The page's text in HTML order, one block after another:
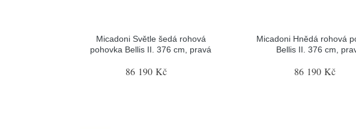
Micadoni Světle šedá rohová
pohovka Bellis II. 376 cm, pravá
86 190 Kč
Micadoni Hnědá rohová
Bellis II. 376 cm,
86 190 Kč